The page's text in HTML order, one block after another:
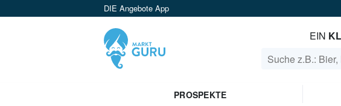
DIE Angebote App
EIN
PROSPEKTE